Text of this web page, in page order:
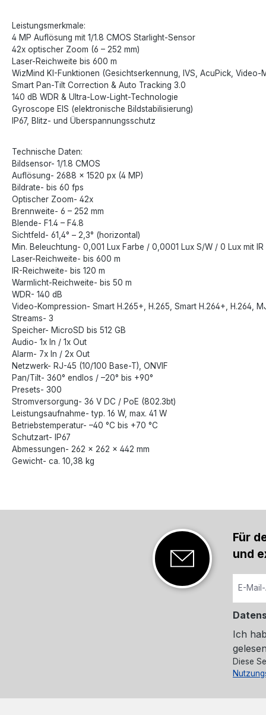
Leistungsmerkmale:
4 MP Auflösung mit 1/1.8 CMOS Starlight-Sensor
42x optischer Zoom (6 – 252 mm)
Laser-Reichweite bis 600 m
WizMind KI-Funktionen (Gesichtserkennung, IVS, AcuPick, Video-
Smart Pan-Tilt Correction & Auto Tracking 3.0
140 dB WDR & Ultra-Low-Light-Technologie
Gyroscope EIS (elektronische Bildstabilisierung)
IP67, Blitz- und Überspannungsschutz
Technische Daten:
Bildsensor- 1/1.8 CMOS
Auflösung- 2688 × 1520 px (4 MP)
Bildrate- bis 60 fps
Optischer Zoom- 42x
Brennweite- 6 – 252 mm
Blende- F1.4 – F4.8
Sichtfeld- 61,4° – 2,3° (horizontal)
Min. Beleuchtung- 0,001 Lux Farbe / 0,0001 Lux S/W / 0 Lux mit IR
Laser-Reichweite- bis 600 m
IR-Reichweite- bis 120 m
Warmlicht-Reichweite- bis 50 m
WDR- 140 dB
Video-Kompression- Smart H.265+, H.265, Smart H.264+, H.264,
Streams- 3
Speicher- MicroSD bis 512 GB
Audio- 1x In / 1x Out
Alarm- 7x In / 2x Out
Netzwerk- RJ-45 (10/100 Base-T), ONVIF
Pan/Tilt- 360° endlos / –20° bis +90°
Presets- 300
Stromversorgung- 36 V DC / PoE (802.3bt)
Leistungsaufnahme- typ. 16 W, max. 41 W
Betriebstemperatur- –40 °C bis +70 °C
Schutzart- IP67
Abmessungen- 262 × 262 × 442 mm
Gewicht- ca. 10,38 kg
Für
und
Ich
Diese